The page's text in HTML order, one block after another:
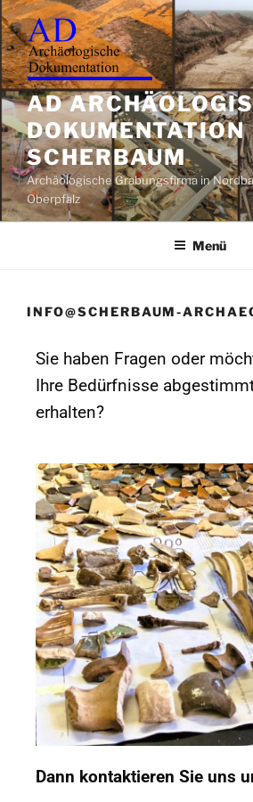
AD
DOKUMENTATION
SCHERBAUM
Archäologische Grabungsfirma in
Oberpfalz
Menü
INFO@SCHERBAUM-
Sie haben Fragen oder
Ihre Bedürfnisse
erhalten?
Dann kontaktieren Sie uns